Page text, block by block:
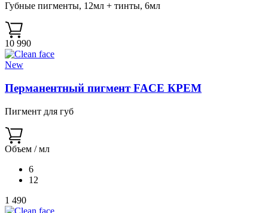
Губные пигменты, 12мл + тинты, 6мл
10 990
New
Перманентный пигмент FACE КРЕМ
Пигмент для губ
Объем / мл
6
12
1 490